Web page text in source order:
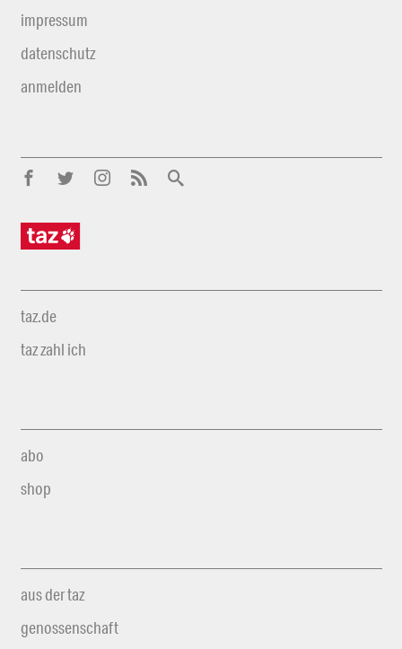
impressum
datenschutz
anmelden
taz.de
taz zahl ich
abo
shop
aus der taz
genossenschaft